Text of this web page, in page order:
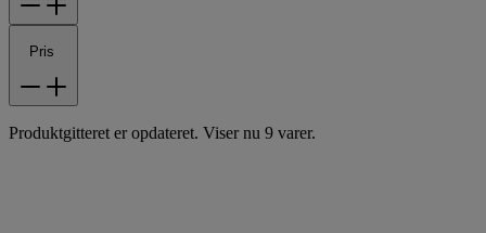
Pris
Produktgitteret er opdateret. Viser nu 9 varer.